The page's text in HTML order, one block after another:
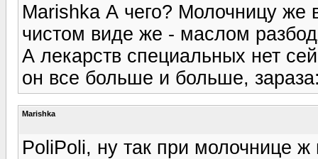
Marishka А чего? Молочницу же
чистом виде же - маслом
А лекарств специальных нет
он все больше и больше,
Marishka
PoliPoli, ну так при молочнице